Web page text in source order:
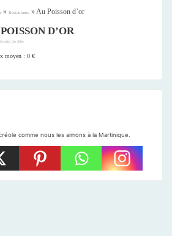
» Restaurants »Au Poisson d’or
D’OR
Fruits de Mer
moyen : 0 €
comme nous les aimons à la Martinique.